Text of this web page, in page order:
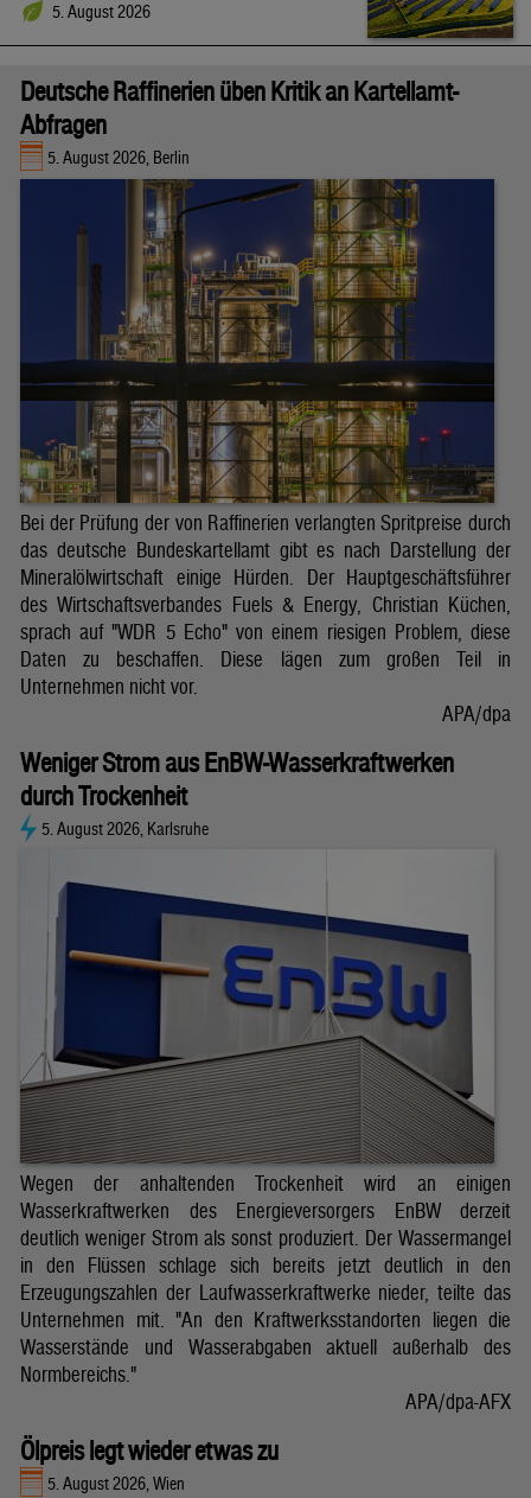
5. August 2026
Deutsche Raffinerien üben Kritik an Kartellamt-
Abfragen
5. August 2026, Berlin
Bei der Prüfung der von Raffinerien verlangten Spritpreise durch
das deutsche Bundeskartellamt gibt es nach Darstellung der
Mineralölwirtschaft einige Hürden. Der Hauptgeschäftsführer
des Wirtschaftsverbandes Fuels & Energy, Christian Küchen,
sprach auf "WDR 5 Echo" von einem riesigen Problem, diese
Daten zu beschaffen. Diese lägen zum großen Teil in
Unternehmen nicht vor.
APA/dpa
Weniger Strom aus EnBW-Wasserkraftwerken
durch Trockenheit
5. August 2026, Karlsruhe
Wegen der anhaltenden Trockenheit wird an einigen
Wasserkraftwerken des Energieversorgers EnBW derzeit
deutlich weniger Strom als sonst produziert. Der Wassermangel
in den Flüssen schlage sich bereits jetzt deutlich in den
Erzeugungszahlen der Laufwasserkraftwerke nieder, teilte das
Unternehmen mit. "An den Kraftwerksstandorten liegen die
Wasserstände und Wasserabgaben aktuell außerhalb des
Normbereichs."
APA/dpa-AFX
Ölpreis legt wieder etwas zu
5. August 2026, Wien